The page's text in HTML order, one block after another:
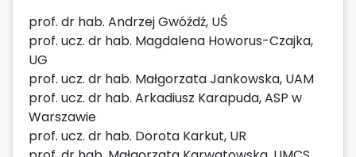
prof. dr hab. Andrzej Gwóźdź, UŚ
prof. ucz. dr hab. Magdalena Howorus-Czajka,
UG
prof. ucz. dr hab. Małgorzata Jankowska, UAM
prof. ucz. dr hab. Arkadiusz Karapuda, ASP w
Warszawie
prof. ucz. dr hab. Dorota Karkut, UR